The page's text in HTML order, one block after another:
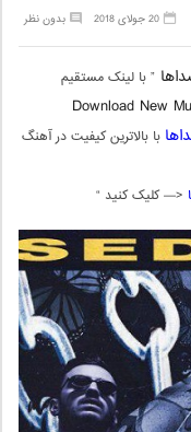
بدون نظر 20 جولای 2018
” با لینک مستقیم
Download New
با بالاترین کیفیت در آهنگ
<— کلیک کنید “